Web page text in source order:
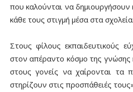
που καλούνται να δημιουργήσουν
κάθε τους στιγμή μέσα στα σχολεία.
Στους φίλους εκπαιδευτικούς
στον απέραντο κόσμο της γνώσης
στους γονείς να χαίρονται τα
στηρίζουν στις προσπάθειές